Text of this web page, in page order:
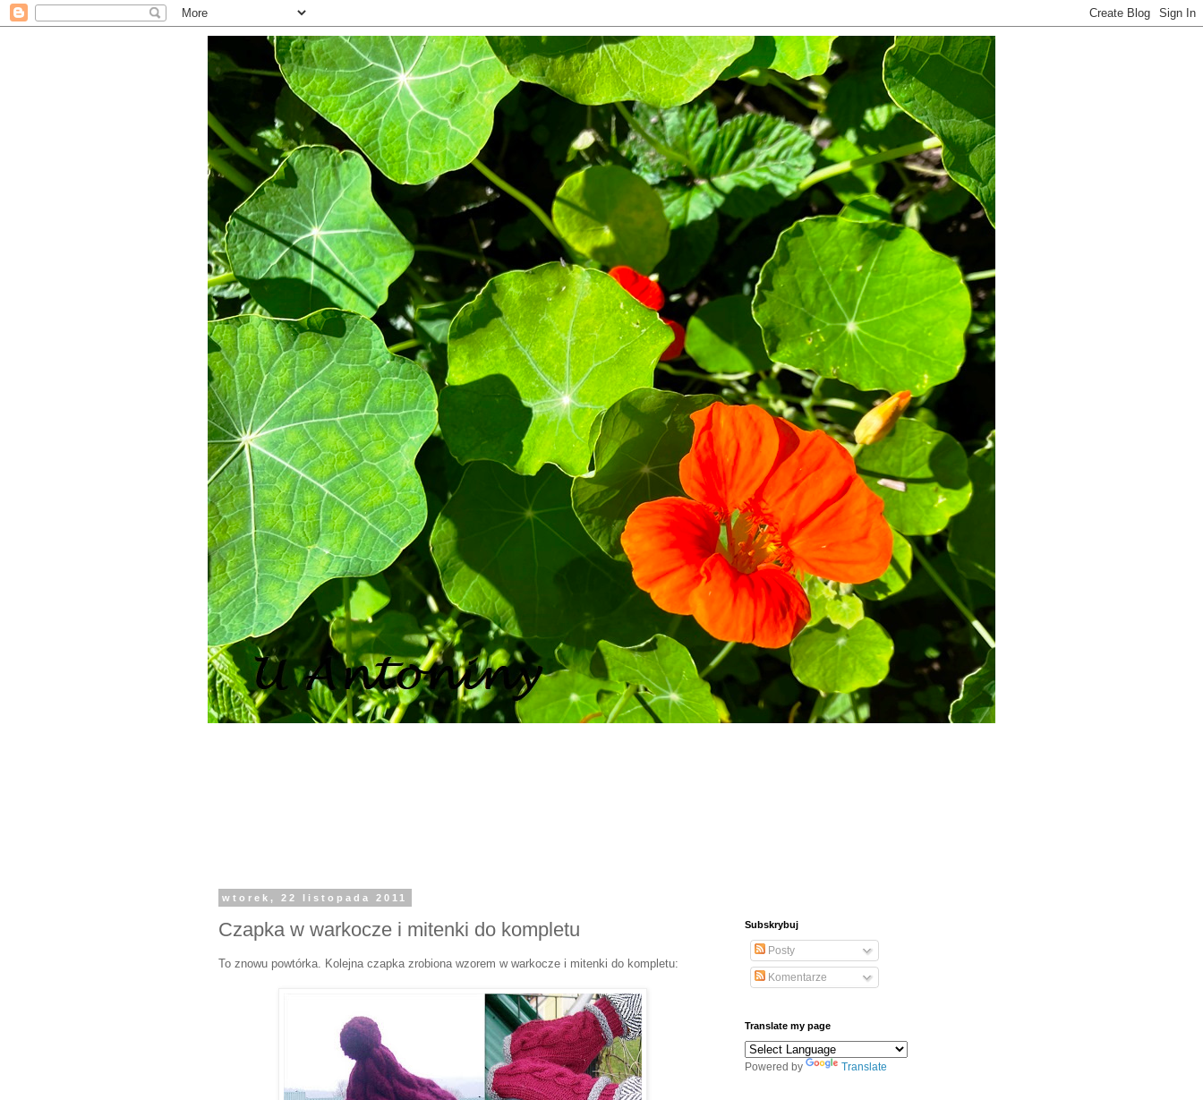
wtorek, 22 listopada 2011
Czapka w warkocze i mitenki do kompletu
To znowu powtórka. Kolejna czapka zrobiona wzorem w warkocze i mitenki do kompletu:
Subskrybuj
Posty
Komentarze
Translate my page
Powered by Translate